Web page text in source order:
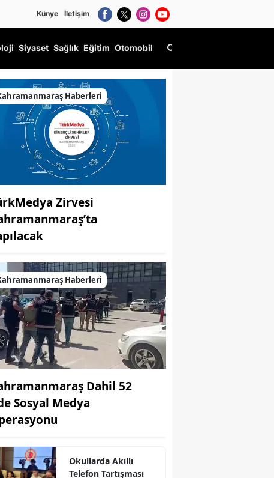
Künye İletişim
Siyaset Sağlık Eğitim Otomobil
Haberleri
Zirvesi
Haberleri
Dahil 52
Sosyal Medya
Okullarda Akıllı
Telefon Tartışması